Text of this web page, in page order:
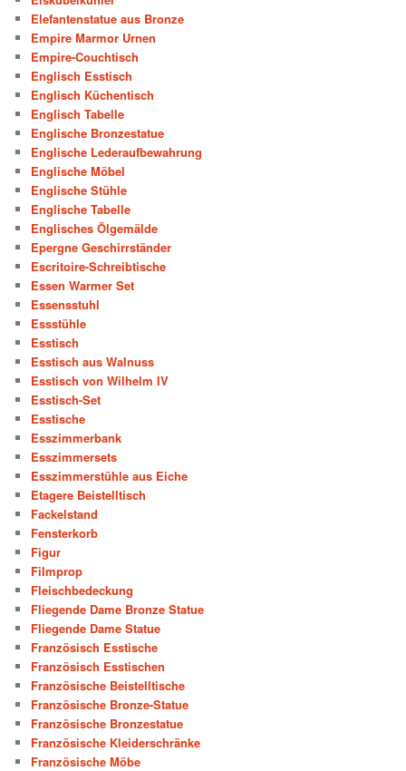
Elefantenstatue aus Bronze
Empire Marmor Urnen
Empire-Couchtisch
Englisch Esstisch
Englisch Küchentisch
Englisch Tabelle
Englische Bronzestatue
Englische Lederaufbewahrung
Englische Möbel
Englische Stühle
Englische Tabelle
Englisches Ölgemälde
Epergne Geschirrständer
Escritoire-Schreibtische
Essen Warmer Set
Essensstuhl
Essstühle
Esstisch
Esstisch aus Walnuss
Esstisch von Wilhelm IV
Esstisch-Set
Esstische
Esszimmerbank
Esszimmersets
Esszimmerstühle aus Eiche
Etagere Beistelltisch
Fackelstand
Fensterkorb
Figur
Filmprop
Fleischbedeckung
Fliegende Dame Bronze Statue
Fliegende Dame Statue
Französisch Esstische
Französisch Esstischen
Französische Beistelltische
Französische Bronze-Statue
Französische Bronzestatue
Französische Kleiderschränke
Französische Möbe